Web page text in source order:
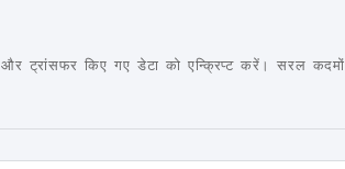
ट्रांसफर किए गए डेटा को एन्क्रिप्ट करें। सरल कदमों